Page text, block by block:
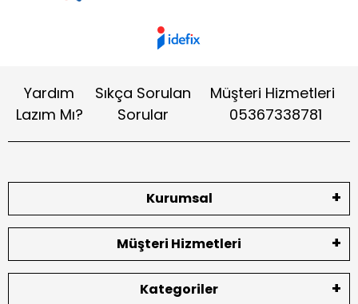
Yardım
Lazım Mı?
Sıkça Sorulan
Sorular
Müşteri Hizmetleri
05367338781
Kurumsal
Müşteri Hizmetleri
Kategoriler